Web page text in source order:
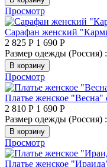
Просмотр
Сарафан женский
2 825 Р 1 690 Р
Размер одежды (Россия) :
В корзину
Просмотр
Платье женское
2 810 Р 1 690 Р
Размер одежды (Россия) :
В корзину
Просмотр
Платье женское